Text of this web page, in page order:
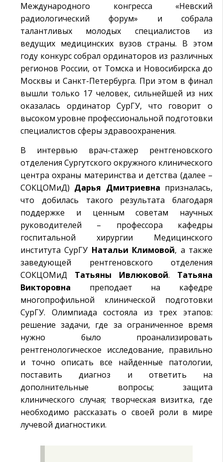
Международного конгресса «Невский
радиологический форум» и собрала
талантливых молодых специалистов из
ведущих медицинских вузов страны. В этом
году конкурс собрал ординаторов из различных
регионов России, от Томска и Новосибирска до
Москвы и Санкт-Петербурга. При этом в финал
вышли только 17 человек, сильнейшей из них
оказалась ординатор СурГУ, что говорит о
высоком уровне профессиональной подготовки
специалистов сферы здравоохранения.
В интервью врач-стажер рентгеновского
отделения Сургутского окружного клинического
центра охраны материнства и детства (далее –
СОКЦОМиД) Дарья Дмитриевна призналась,
что добилась такого результата благодаря
поддержке и ценным советам научных
руководителей – профессора кафедры
госпитальной хирургии Медицинского
института СурГУ Натальи Климовой, а также
заведующей рентгеновского отделения
СОКЦОМиД Татьяны Ивлюковой. Татьяна
Викторовна преподает на кафедре
многопрофильной клинической подготовки
СурГУ. Олимпиада состояла из трех этапов:
решение задачи, где за ограниченное время
нужно было проанализировать
рентгенологическое исследование, правильно
и точно описать все найденные патологии,
поставить диагноз и ответить на
дополнительные вопросы; защита
клинического случая; творческая визитка, где
необходимо рассказать о своей роли в мире
лучевой диагностики.